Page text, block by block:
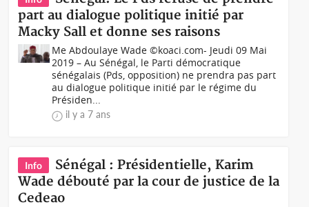
part au dialogue politique initié par
Macky Sall et donne ses raisons
Me Abdoulaye Wade ©koaci.com- Jeudi 09 Mai
2019 – Au Sénégal, le Parti démocratique
sénégalais (Pds, opposition) ne prendra pas part
au dialogue politique initié par le régime du
Présiden...
il y a 7 ans
Info
Sénégal : Présidentielle, Karim
Wade débouté par la cour de justice de la
Cedeao